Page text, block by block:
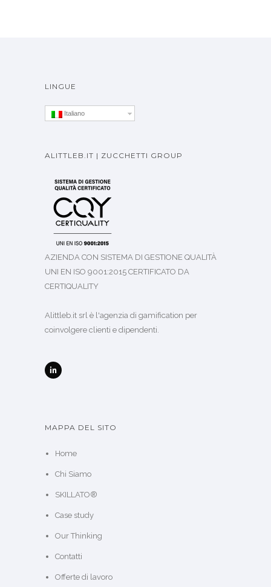
LINGUE
Italiano
ALITTLEB.IT | ZUCCHETTI GROUP
AZIENDA CON SISTEMA DI GESTIONE QUALITÀ
UNI EN ISO 9001:2015 CERTIFICATO DA
CERTIQUALITY
Alittleb.it srl è l'agenzia di gamification per
coinvolgere clienti e dipendenti.
MAPPA DEL SITO
Home
Chi Siamo
SKILLATO®
Case study
Our Thinking
Contatti
Offerte di lavoro